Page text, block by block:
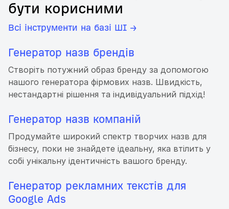
бути корисними
Всі інструменти на базі ШІ →
Генератор назв брендів
Створіть потужний образ бренду за допомогою
нашого генератора фірмових назв. Швидкість,
нестандартні рішення та індивідуальний підхід!
Генератор назв компаній
Продумайте широкий спектр творчих назв для
бізнесу, поки не знайдете ідеальну, яка втілить у
собі унікальну ідентичність вашого бренду.
Генератор рекламних текстів для
Google Ads